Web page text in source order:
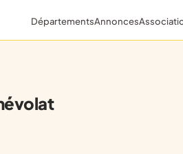
DépartementsAnnonces